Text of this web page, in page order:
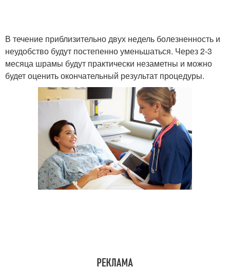
В течение приблизительно двух недель болезненность и
неудобство будут постепенно уменьшаться. Через 2-3
месяца шрамы будут практически незаметны и можно
будет оценить окончательный результат процедуры.